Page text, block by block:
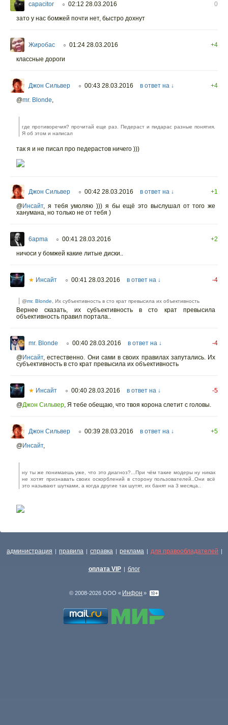
capacitor ○ 02:12 28.03.2016
0
зато у нас бомжей почти нет, быстро дохнут
Жиробас ○ 01:24 28.03.2016
+4
классные дороги
Джон Сильвер ○ 00:43 28.03.2016 в ответ на ↓
+4
@mr. Blonde,
где противоречия? прочитай еще раз. Педераст и пидарас разные понятия.
Я об этом и написал
так я и не писал про педерастов ничего )))
Джон Сильвер ○ 00:42 28.03.2016 в ответ на ↓
+1
@Инсайт, я тебя умоляю ))) я бы ещё это выслушал от того же
ханумана, но только не от тебя )
6apma ○ 00:41 28.03.2016
+2
ничоси у бомжей какие литые диски..
★ Инсайт ○ 00:41 28.03.2016 в ответ на ↓ -4
@mr. Blonde, Их субъективность в сто крат превысила их объективность
Вернее сказать, их субъективность в сто крат превысила
объективность правил портала..
mr. Blonde ○ 00:40 28.03.2016 в ответ на ↓
-4
@Инсайт,естественно. Они сами в своих правилах запутались. Их
субъективность в сто крат превысила их объективность
★ Инсайт ○ 00:40 28.03.2016 в ответ на ↓
-5
@Джон Сильвер, Я тебе обещаю, что твоя корона слетит с головы.
Джон Сильвер ○ 00:39 28.03.2016 в ответ на ↓
+5
@Инсайт,
ну ты же понимаешь уже, что это диагноз?...При чём такие модеры ну никак
не хотят признавать своих оскорблений в сторону пользователей..Они всё
это называют шутками, а когда другие так шутят, их банят на 3 месяца..
администрация | правила | справка | реклама | для правообладателей |
оплата VIP | блог
© 2008-2026 ООО « Инфон »